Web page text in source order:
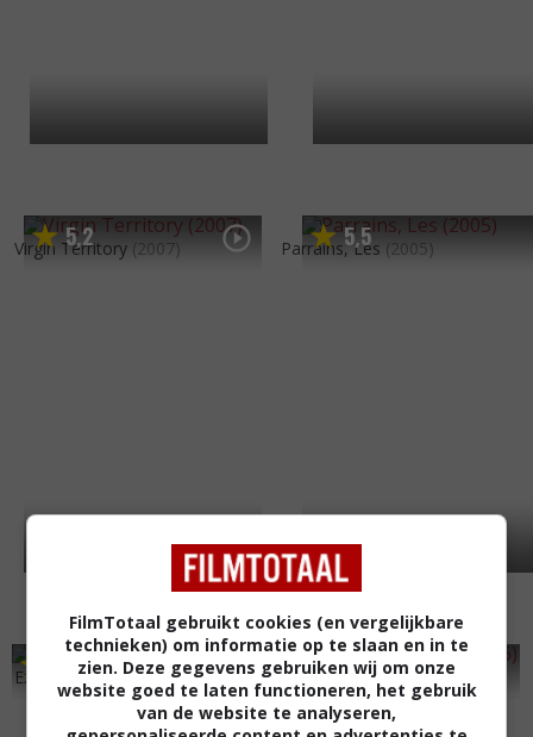
5,2
Virgin Territory (2007) 5,5
Parrains, Les (2005)
7
Excellent Cadavers (1999) 5,1
The Leading Man (1996)
FilmTotaal gebruikt cookies (en vergelijkbare
technieken) om informatie op te slaan en in te
zien. Deze gegevens gebruiken wij om onze
website goed te laten functioneren, het gebruik
van de website te analyseren,